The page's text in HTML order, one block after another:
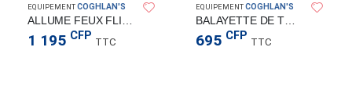
EQUIPEMENTCOGHLAN'S
1 195 CFP TTC
EQUIPEMENTCOGHLAN'S
695 CFP TTC